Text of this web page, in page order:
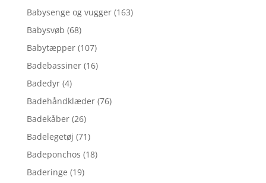
Babysenge og vugger (163)
Babysvøb (68)
Babytæpper (107)
Badebassiner (16)
Badedyr (4)
Badehåndklæder (76)
Badekåber (26)
Badelegetøj (71)
Badeponchos (18)
Baderinge (19)